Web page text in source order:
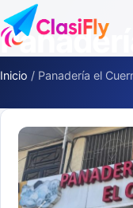
Saltar al contenido
Inicio / Panadería el